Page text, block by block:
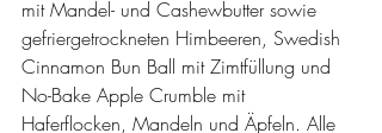
mit Mandel- und Cashewbutter sowie
gefriergetrockneten Himbeeren, Swedish
Cinnamon Bun Ball mit Zimtfüllung und
No-Bake Apple Crumble mit
Haferflocken, Mandeln und Äpfeln. Alle